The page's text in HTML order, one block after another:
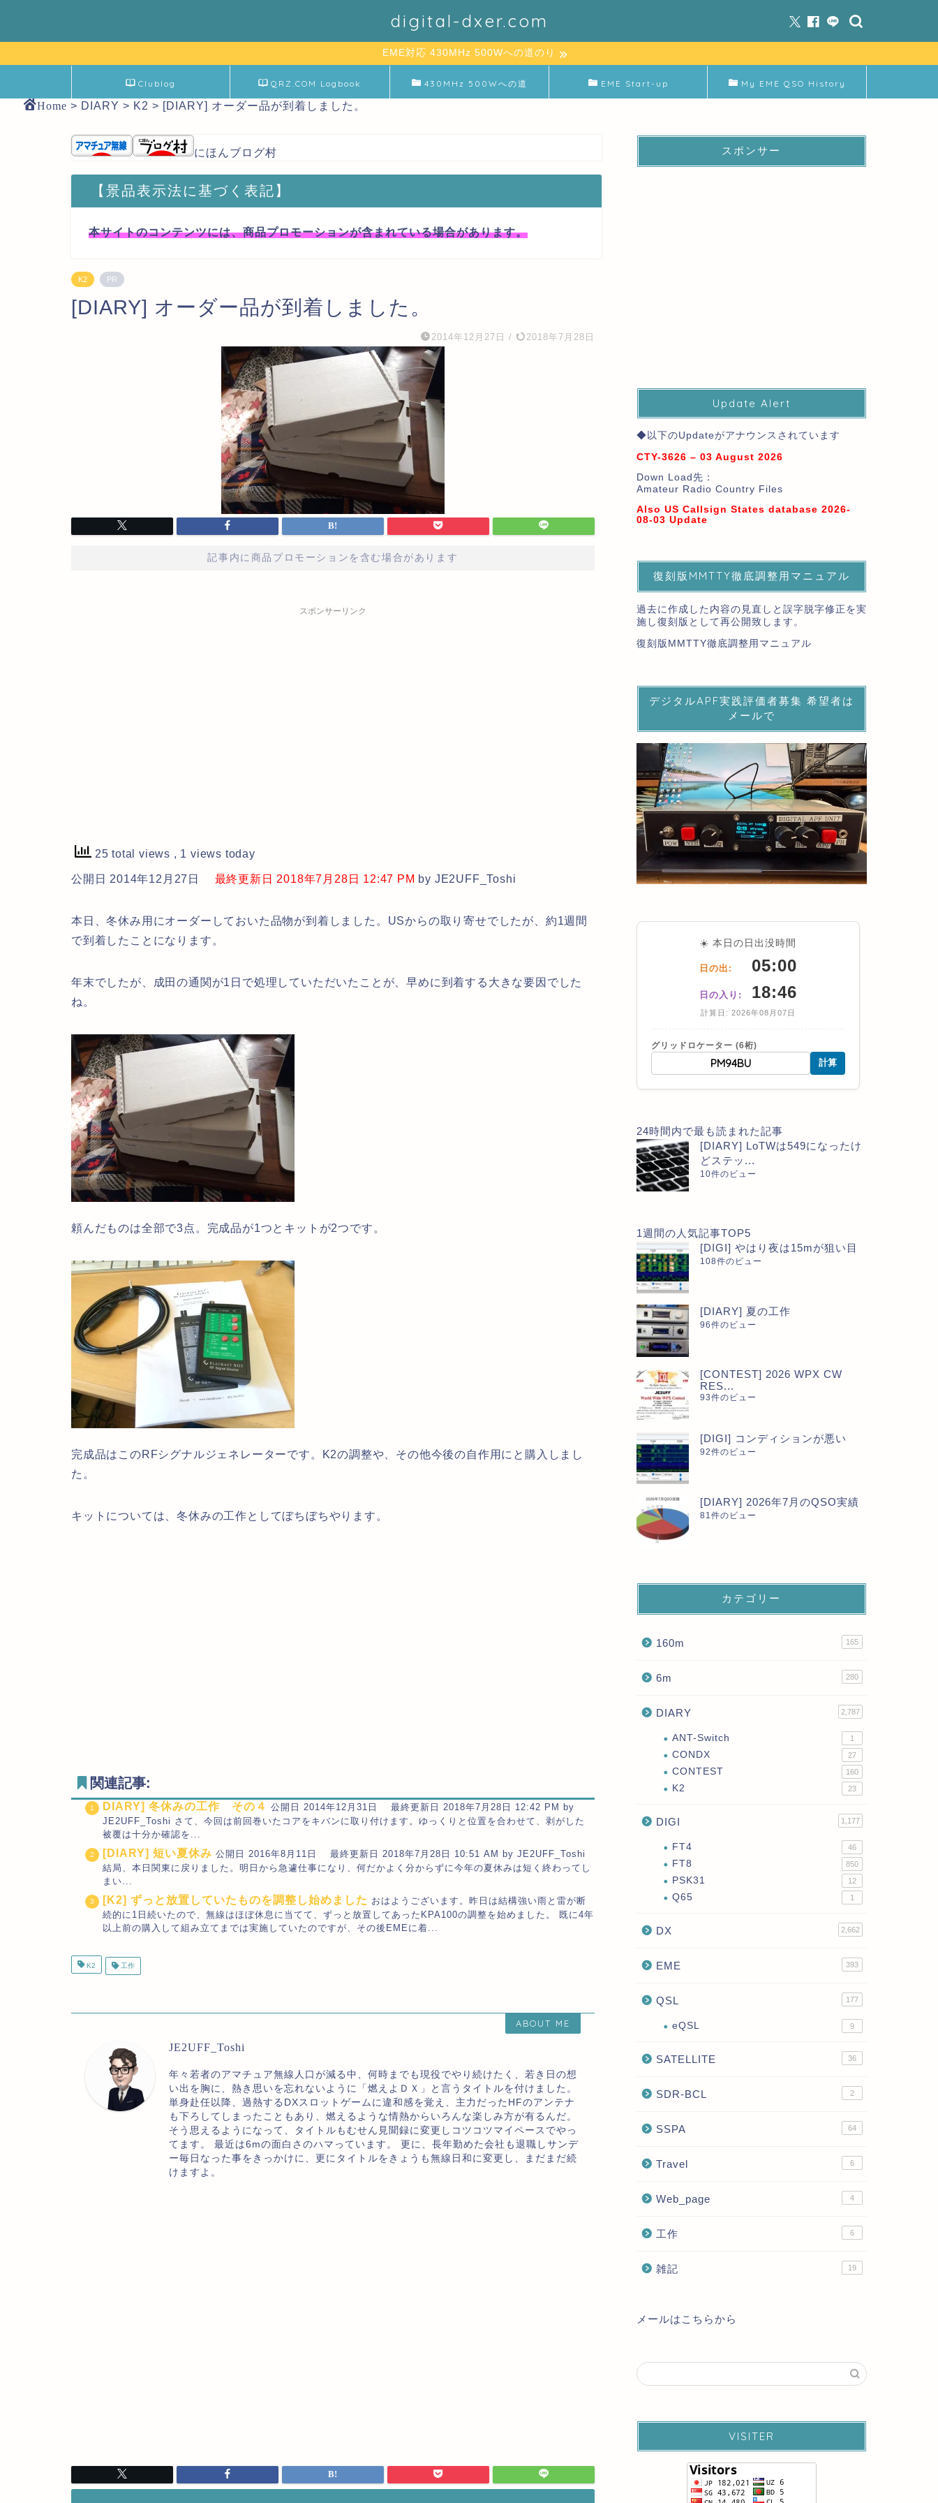
digital-dxer.com
EME対応 430MHz 500Wへの道のり
Clublog QRZ.COM Logbook 430MHz 500Wへの道 EME Start-up My EME QSO History
Home > DIARY > K2 > [DIARY] オーダー品が到着しました。
にほんブログ村
【景品表示法に基づく表記】
本サイトのコンテンツには、商品プロモーションが含まれている場合があります。
K2 PR
[DIARY] オーダー品が到着しました。
2014年12月27日 / 2018年7月28日
記事内に商品プロモーションを含む場合があります
スポンサーリンク
25 total views , 1 views today
公開日 2014年12月27日 最終更新日 2018年7月28日 12:47 PM by JE2UFF_Toshi
本日、冬休み用にオーダーしておいた品物が到着しました。USからの取り寄せでしたが、約1週間
で到着したことになります。
年末でしたが、成田の通関が1日で処理していただいたことが、早めに到着する大きな要因でした
ね。
頼んだものは全部で3点。完成品が1つとキットが2つです。
完成品はこのRFシグナルジェネレーターです。K2の調整や、その他今後の自作用にと購入しまし
た。
キットについては、冬休みの工作としてぼちぼちやります。
関連記事:
DIARY] 冬休みの工作 その４ 公開日 2014年12月31日 最終更新日 2018年7月28日 12:42 PM by
JE2UFF_Toshi さて、今回は前回巻いたコアをキバンに取り付けます。ゆっくりと位置を合わせて、剥がした
被覆は十分か確認を...
[DIARY] 短い夏休み 公開日 2016年8月11日 最終更新日 2018年7月28日 10:51 AM by JE2UFF_Toshi
結局、本日関東に戻りました。明日から急遽仕事になり、何だかよく分からずに今年の夏休みは短く終わってし
まい...
[K2] ずっと放置していたものを調整し始めました おはようございます。昨日は結構強い雨と雷が断
続的に1日続いたので、無線はほぼ休息に当てて、ずっと放置してあったKPA100の調整を始めました。 既に4年
以上前の購入して組み立てまでは実施していたのですが、その後EMEに着...
K2 工作
ABOUT ME
JE2UFF_Toshi
年々若者のアマチュア無線人口が減る中、何時までも現役でやり続けたく、若き日の想
い出を胸に、熱き思いを忘れないように「燃えよＤＸ」と言うタイトルを付けました。
単身赴任以降、過熱するDXスロットゲームに違和感を覚え、主力だったHFのアンテナ
も下ろしてしまったこともあり、燃えるような情熱からいろんな楽しみ方が有るんだ。
そう思えるようになって、タイトルもむせん見聞録に変更しコツコツマイペースでやっ
てます。 最近は6mの面白さのハマっています。 更に、長年勤めた会社も退職しサンデ
ー毎日なった事をきっかけに、更にタイトルをきょうも無線日和に変更し、まだまだ続
けますよ。
スポンサー
Update Alert
◆以下のUpdateがアナウンスされています
CTY-3626 – 03 August 2026
Down Load先：
Amateur Radio Country Files
Also US Callsign States database 2026-
08-03 Update
復刻版MMTTY徹底調整用マニュアル
過去に作成した内容の見直しと誤字脱字修正を実
施し復刻版として再公開致します。
復刻版MMTTY徹底調整用マニュアル
デジタルAPF実践評価者募集 希望者は
メールで
☀️ 本日の日出没時間
日の出: 05:00
日の入り: 18:46
計算日: 2026年08月07日
グリッドロケーター (6桁)
計算
24時間内で最も読まれた記事
[DIARY] LoTWは549になったけ
どステッ...
10件のビュー
1週間の人気記事TOP5
[DIGI] やはり夜は15mが狙い目
108件のビュー
[DIARY] 夏の工作
96件のビュー
[CONTEST] 2026 WPX CW
RES...
93件のビュー
[DIGI] コンディションが悪い
92件のビュー
[DIARY] 2026年7月のQSO実績
81件のビュー
カテゴリー
160m 165
6m 280
DIARY 2,787
ANT-Switch 1
CONDX 27
CONTEST 160
K2 23
DIGI 1,177
FT4 46
FT8 850
PSK31 12
Q65 1
DX 2,662
EME 393
QSL 177
eQSL 9
SATELLITE 36
SDR-BCL 2
SSPA 64
Travel 6
Web_page 4
工作 6
雑記 19
メールはこちらから
VISITER